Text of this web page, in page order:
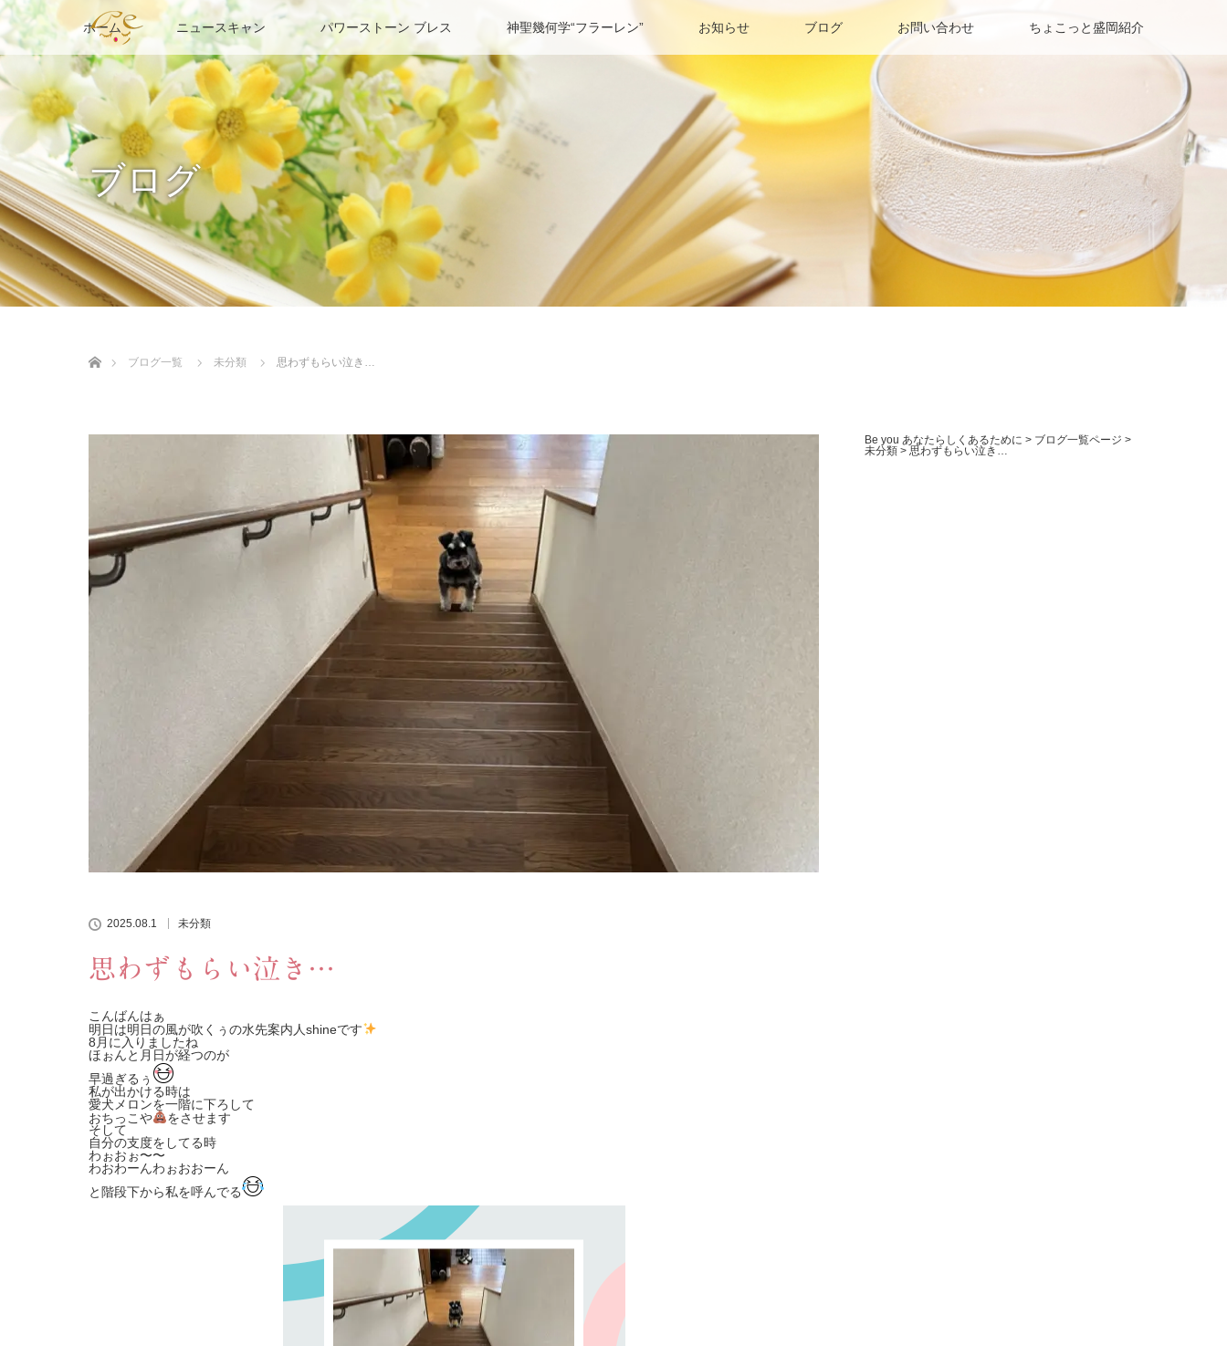
ホーム ニュースキャン パワーストーン ブレス 神聖幾何学“フラーレン” お知らせ ブログ お問い合わせ ちょこっと盛岡紹介
ブログ
ブログ一覧
未分類 思わずもらい泣き…
2025.08.1 未分類
思わずもらい泣き…
こんばんはぁ
明日は明日の風が吹くぅの水先案内人shineです
8月に入りましたね
ほぉんと月日が経つのが
早過ぎるぅ
私が出かける時は
愛犬メロンを一階に下ろして
おちっこや
をさせます
そして
自分の支度をしてる時
わぉおぉ〜〜
わおわーんわぉおおーん
と階段下から私を呼んでる
Be you あなたらしくあるために > ブログ一覧ページ >
未分類 > 思わずもらい泣き…